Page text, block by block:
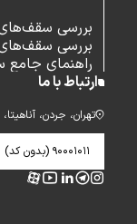
بررسی سقف‌های
بررسی
راهنمای
ارتباط با ما
تهران، جردن، آناهیتا،
۹۰۰۰۱۰۱۱ (بدون کد)